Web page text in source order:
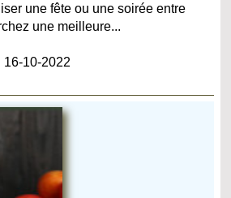
une fête ou une soirée entre
une meilleure...
16-10-2022